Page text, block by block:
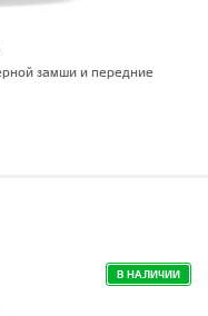
замши и передние
В НАЛИЧИИ